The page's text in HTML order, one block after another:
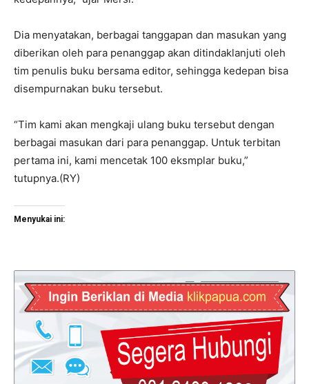
Dia menyatakan, berbagai tanggapan dan masukan yang
diberikan oleh para penanggap akan ditindaklanjuti oleh
tim penulis buku bersama editor, sehingga kedepan bisa
disempurnakan buku tersebut.
“Tim kami akan mengkaji ulang buku tersebut dengan
berbagai masukan dari para penanggap. Untuk terbitan
pertama ini, kami mencetak 100 eksmplar buku,”
tutupnya.(RY)
Menyukai ini: